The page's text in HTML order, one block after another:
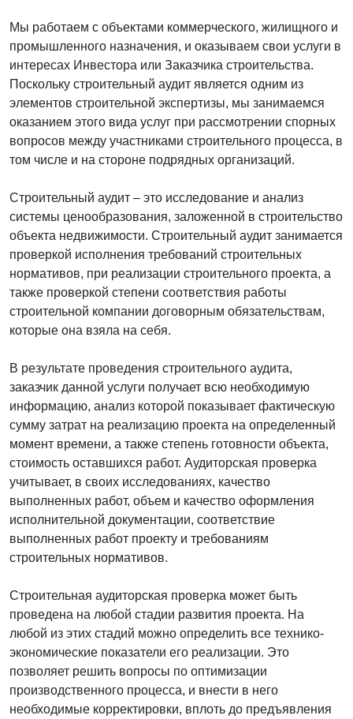
Мы работаем с объектами коммерческого, жилищного и
промышленного назначения, и оказываем свои услуги в
интересах Инвестора или Заказчика строительства.
Поскольку строительный аудит является одним из
элементов строительной экспертизы, мы занимаемся
оказанием этого вида услуг при рассмотрении спорных
вопросов между участниками строительного процесса, в
том числе и на стороне подрядных организаций.
Строительный аудит – это исследование и анализ
системы ценообразования, заложенной в строительство
объекта недвижимости. Строительный аудит занимается
проверкой исполнения требований строительных
нормативов, при реализации строительного проекта, а
также проверкой степени соответствия работы
строительной компании договорным обязательствам,
которые она взяла на себя.
В результате проведения строительного аудита,
заказчик данной услуги получает всю необходимую
информацию, анализ которой показывает фактическую
сумму затрат на реализацию проекта на определенный
момент времени, а также степень готовности объекта,
стоимость оставшихся работ. Аудиторская проверка
учитывает, в своих исследованиях, качество
выполненных работ, объем и качество оформления
исполнительной документации, соответствие
выполненных работ проекту и требованиям
строительных нормативов.
Строительная аудиторская проверка может быть
проведена на любой стадии развития проекта. На
любой из этих стадий можно определить все технико-
экономические показатели его реализации. Это
позволяет решить вопросы по оптимизации
производственного процесса, и внести в него
необходимые корректировки, вплоть до предъявления